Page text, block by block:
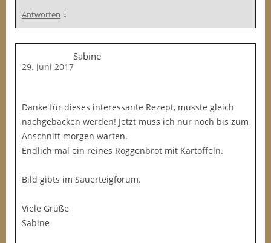
Antworten ↓
Sabine
29. Juni 2017
Danke für dieses interessante Rezept, musste gleich
nachgebacken werden! Jetzt muss ich nur noch bis zum
Anschnitt morgen warten.
Endlich mal ein reines Roggenbrot mit Kartoffeln.
Bild gibts im Sauerteigforum.
Viele Grüße
Sabine